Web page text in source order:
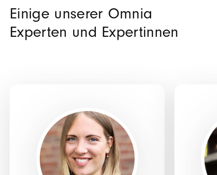
Einige unserer Omnia
Experten und Expertinnen